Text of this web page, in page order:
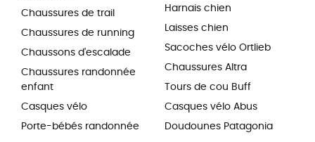
Chaussures de trail
Chaussures de running
Chaussons d'escalade
Chaussures randonnée
enfant
Casques vélo
Porte-bébés randonnée
Harnais chien
Laisses chien
Sacoches vélo Ortlieb
Chaussures Altra
Tours de cou Buff
Casques vélo Abus
Doudounes Patagonia